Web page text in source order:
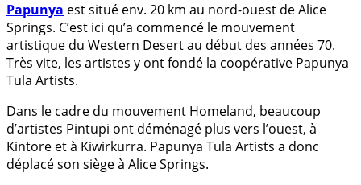
Papunya est situé env. 20 km au nord-ouest de Alice
Springs. C’est ici qu’a commencé le mouvement
artistique du Western Desert au début des années 70.
Très vite, les artistes y ont fondé la coopérative Papunya
Tula Artists.
Dans le cadre du mouvement Homeland, beaucoup
d’artistes Pintupi ont déménagé plus vers l’ouest, à
Kintore et à Kiwirkurra. Papunya Tula Artists a donc
déplacé son siège à Alice Springs.